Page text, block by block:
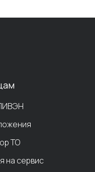
ТО
на сервис